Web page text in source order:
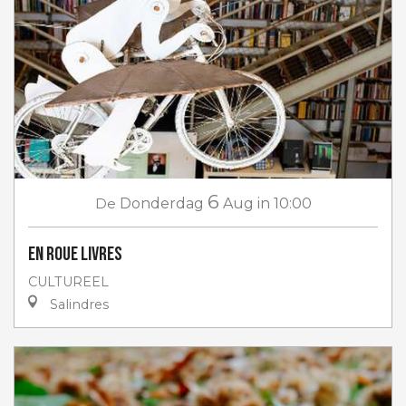
De Donderdag 6 Aug in 10:00
En roue livres
CULTUREEL
Salindres